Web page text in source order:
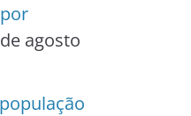
agosto